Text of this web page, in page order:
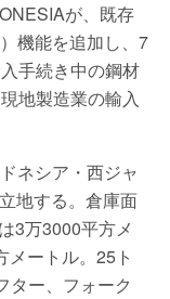
が、既存
機能を追加し、7
手続き中の鋼材
地製造業の輸入
ネシア・西ジャ
地する。倉庫面
3万3000平方メ
ートル。25ト
ター、フォーク